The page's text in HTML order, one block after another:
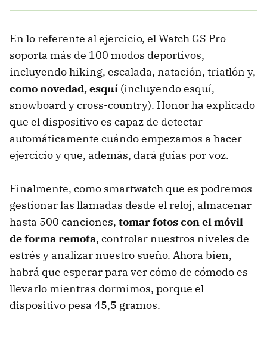
En lo referente al ejercicio, el Watch GS Pro
soporta más de 100 modos deportivos,
incluyendo hiking, escalada, natación, triatlón y,
como novedad, esquí (incluyendo esquí,
snowboard y cross-country). Honor ha explicado
que el dispositivo es capaz de detectar
automáticamente cuándo empezamos a hacer
ejercicio y que, además, dará guías por voz.
Finalmente, como smartwatch que es podremos
gestionar las llamadas desde el reloj, almacenar
hasta 500 canciones, tomar fotos con el móvil
de forma remota, controlar nuestros niveles de
estrés y analizar nuestro sueño. Ahora bien,
habrá que esperar para ver cómo de cómodo es
llevarlo mientras dormimos, porque el
dispositivo pesa 45,5 gramos.